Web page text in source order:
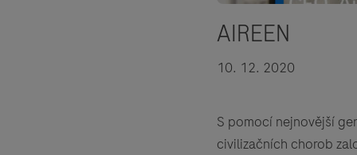
AIREEN
10. 12. 2020
S pomocí nejnovější
civilizačních chorob